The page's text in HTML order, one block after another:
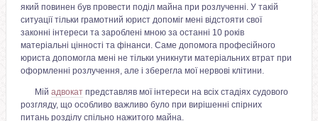
який повинен був провести поділ майна при розлученні. У такій
ситуації тільки грамотний юрист допоміг мені відстояти свої
законні інтереси та зароблені мною за останні 10 років
матеріальні цінності та фінанси. Саме допомога професійного
юриста допомогла мені не тільки уникнути матеріальних втрат при
оформленні розлучення, але і зберегла мої нервові клітини.
Мій адвокат представляв мої інтереси на всіх стадіях судового
розгляду, що особливо важливо було при вирішенні спірних
питань розділу спільно нажитого майна.